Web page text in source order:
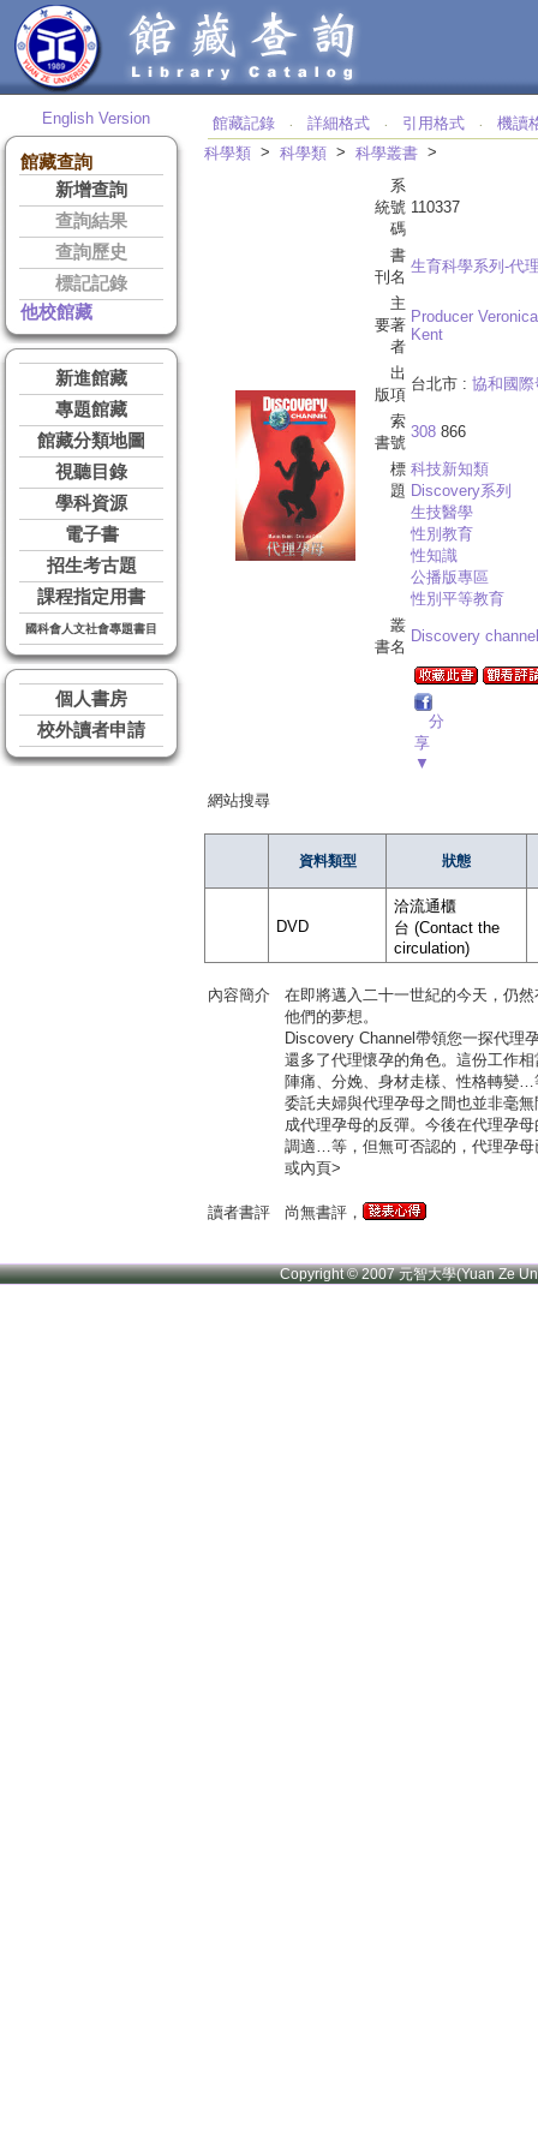
English Version
館藏查詢
新增查詢
查詢結果
查詢歷史
標記記錄
他校館藏
新進館藏
專題館藏
館藏分類地圖
視聽目錄
學科資源
電子書
招生考古題
課程指定用書
國科會人文社會專題書目
個人書房
校外讀者申請
館藏記錄 ‧ 詳細格式 ‧ 引用格式 ‧
機讀
科學類 > 科學類 > 科學叢書 >
系
統號
碼
110337
書
刊名
生育科學系列-代
主
要著
者
Producer
Kent
出
版項
台北市 : 協和國際
索
書號
308 866
標
題
科技新知類
Discovery系列
生技醫學
性別教育
性知識
公播版專區
性別平等教育
叢
書名
Discovery channel
分
享
▼
網站搜尋
資料類型 狀態
DVD
洽流通櫃
台 (Contact the
circulation)
內容簡介
在即將邁入二十一世紀的今天，仍
他們的夢想。
Discovery Channel帶領您一探代理
還多了代理懷孕的角色。這份工作
陣痛、分娩、身材走樣、性格轉變
委託夫婦與代理孕母之間也並非毫
成代理孕母的反彈。今後在代理孕
調適…等，但無可否認的，代理孕
或內頁>
讀者書評 尚無書評，
Copyright © 2007 元智大學(Yuan Ze